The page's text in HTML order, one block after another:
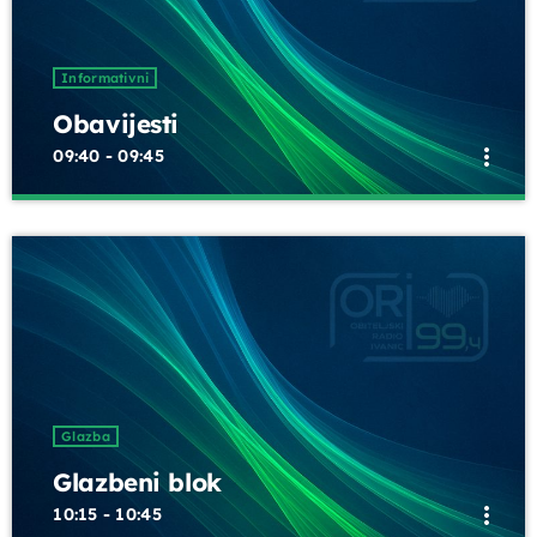
Informativni
Obavijesti
09:40 - 09:45 more_vert
Obavijesti
Kratke obavijesti i najave o aktualnim događanjima,
promjenama programa i važnim informacijama za
slušatelje, između redovnih emisija.
Glazba
Glazbeni blok
10:15 - 10:45 more_vert